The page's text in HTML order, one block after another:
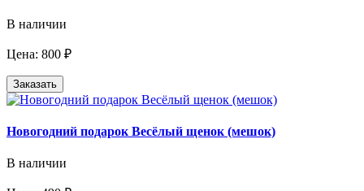
В наличии
Цена: 800 ₽
Заказать
Новогодний подарок Весёлый щенок (мешок)
В наличии